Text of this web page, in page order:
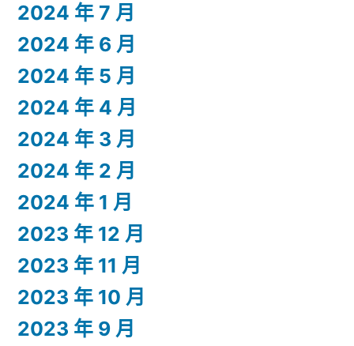
2024 年 7 月
2024 年 6 月
2024 年 5 月
2024 年 4 月
2024 年 3 月
2024 年 2 月
2024 年 1 月
2023 年 12 月
2023 年 11 月
2023 年 10 月
2023 年 9 月